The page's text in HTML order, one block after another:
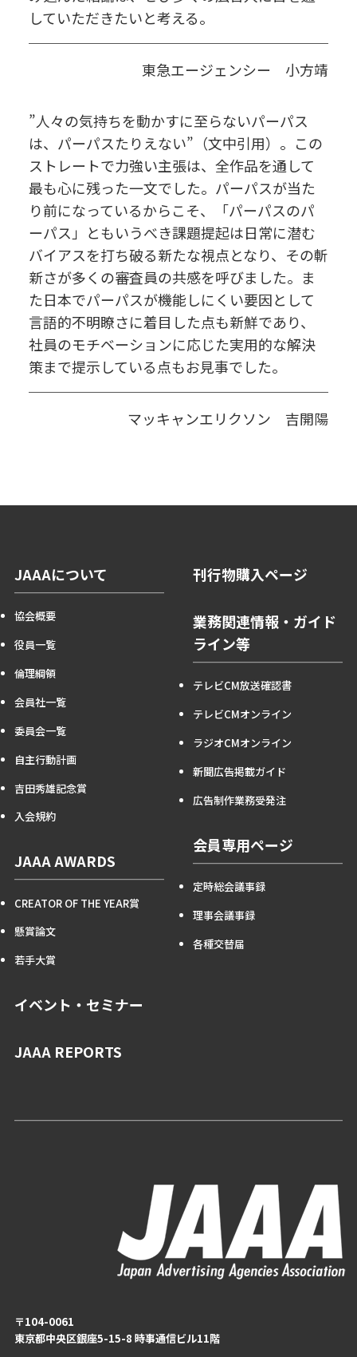
していただきたいと考える。
東急エージェンシー 小方靖
”人々の気持ちを動かすに至らないパーパス
は、パーパスたりえない”（文中引用）。この
ストレートで力強い主張は、全作品を通して
最も心に残った一文でした。パーパスが当た
り前になっているからこそ、「パーパスのパ
ーパス」ともいうべき課題提起は日常に潜む
バイアスを打ち破る新たな視点となり、その斬
新さが多くの審査員の共感を呼びました。ま
た日本でパーパスが機能しにくい要因として
言語的不明瞭さに着目した点も新鮮であり、
社員のモチベーションに応じた実用的な解決
策まで提示している点もお見事でした。
マッキャンエリクソン 吉開陽
JAAAについて
協会概要
役員一覧
倫理綱領
会員社一覧
委員会一覧
自主行動計画
吉田秀雄記念賞
入会規約
JAAA AWARDS
CREATOR OF THE YEAR賞
懸賞論文
若手大賞
イベント・セミナー
JAAA REPORTS
刊行物購入ページ
業務関連情報・ガイド
ライン等
テレビCM放送確認書
テレビCMオンライン
ラジオCMオンライン
新聞広告掲載ガイド
広告制作業務受発注
会員専用ページ
定時総会議事録
理事会議事録
各種交替届
〒104-0061
東京都中央区銀座5-15-8 時事通信ビル11階